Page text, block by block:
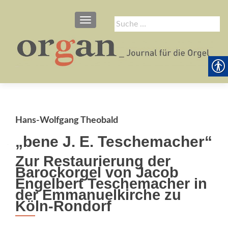
Suche
nach:
SCHALTE NAVIGATION
Hans-Wolfgang Theobald
„bene J. E. Teschemacher“
Zur Restaurierung der
Barockorgel von Jacob
Engelbert Teschemacher in
der Emmanuelkirche zu
Köln-Rondorf